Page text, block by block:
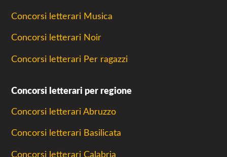
Concorsi letterari Musica
Concorsi letterari Noir
Concorsi letterari Per ragazzi
Concorsi letterari per regione
Concorsi letterari Abruzzo
Concorsi letterari Basilicata
Concorsi letterari Calabria